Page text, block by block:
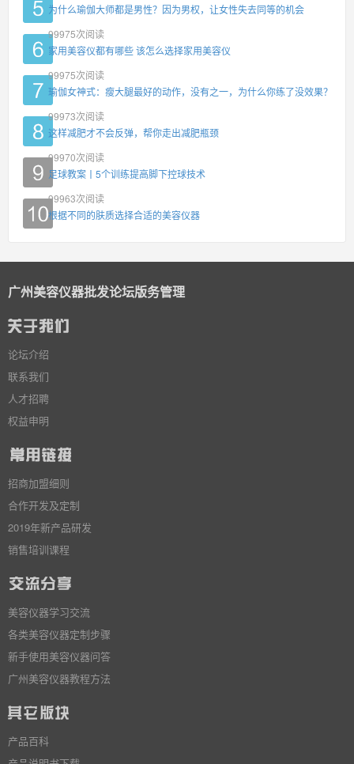
为什么瑜伽大师都是男性？因为男权，让女性失去同等的机会
99975次阅读
家用美容仪都有哪些 该怎么选择家用美容仪
99975次阅读
瑜伽女神式：瘦大腿最好的动作，没有之一，为什么你练了没效果？
99973次阅读
这样减肥才不会反弹，帮你走出减肥瓶颈
99970次阅读
足球教案丨5个训练提高脚下控球技术
99963次阅读
根据不同的肤质选择合适的美容仪器
广州美容仪器批发论坛版务管理
论坛介绍
联系我们
人才招聘
权益申明
招商加盟细则
合作开发及定制
2019年新产品研发
销售培训课程
美容仪器学习交流
各类美容仪器定制步骤
新手使用美容仪器问答
广州美容仪器教程方法
产品百科